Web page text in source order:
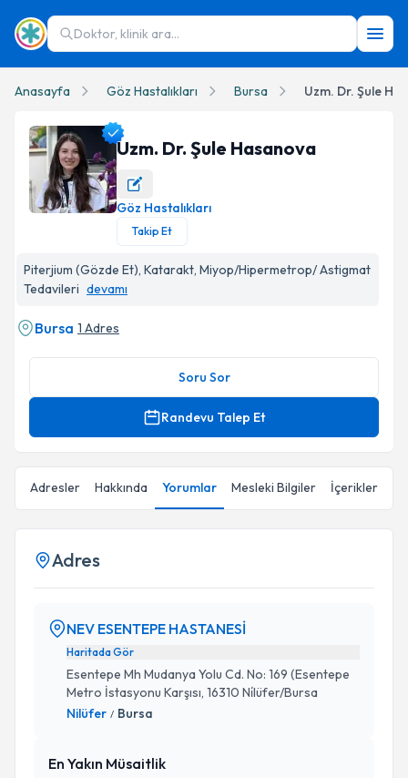
Doktor, klinik ara...
Anasayfa Göz Hastalıkları Bursa Uzm. Dr. Şule
Uzm. Dr. Şule Hasanova Profil Fotoğrafı
Uzm. Dr. Şule Hasanova
Göz Hastalıkları
Takip Et
Piterjium (Gözde Et), Katarakt, Miyop/Hipermetrop/ Astigmat
Tedavileri devamı
Bursa 1 Adres
Soru Sor
Randevu Talep Et
Adresler Hakkında Yorumlar Mesleki Bilgiler İçerikler
Adres
NEV ESENTEPE HASTANESİ
Haritada Gör
Esentepe Mh Mudanya Yolu Cd. No: 169 (Esentepe
Metro İstasyonu Karşısı, 16310 Ni̇lüfer/Bursa
Nilüfer / Bursa
En Yakın Müsaitlik